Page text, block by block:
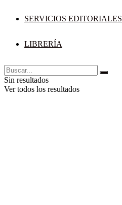
SERVICIOS EDITORIALES
LIBRERÍA
Sin resultados
Ver todos los resultados